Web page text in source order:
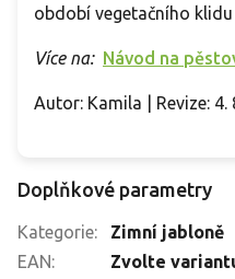
období vegetačního
Více na: Návod na
Autor: Kamila | Revize: 4.
Doplňkové parametry
Kategorie:
Zimní jabloně
EAN: Zvolte